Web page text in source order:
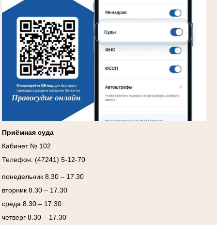
Приёмная суда
Кабинет № 102
Телефон: (47241) 5-12-70
понедельник 8.30 – 17.30
вторник 8.30 – 17.30
среда 8.30 – 17.30
четверг 8.30 – 17.30